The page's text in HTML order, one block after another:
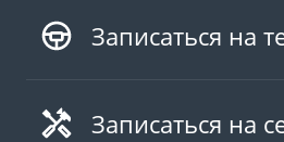
Записаться на
Записаться на